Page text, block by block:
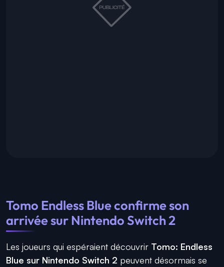
Tomo Endless Blue confirme son
arrivée sur Nintendo Switch 2
Les joueurs qui espéraient découvrir Tomo: Endless
Blue sur Nintendo Switch 2 peuvent désormais se